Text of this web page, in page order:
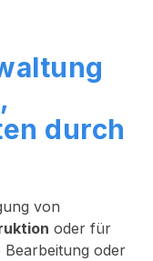
durch
von
oder für
Bearbeitung oder